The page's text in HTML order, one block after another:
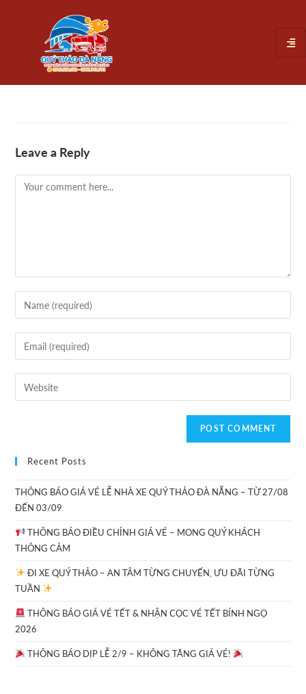
Leave a Reply
Recent Posts
THÔNG BÁO GIÁ VÉ LỄ NHÀ XE QUÝ THẢO ĐÀ NẴNG – TỪ 27/08
ĐẾN 03/09
THÔNG BÁO ĐIỀU CHỈNH GIÁ VÉ – MONG QUÝ KHÁCH
THÔNG CẢM
ĐI XE QUÝ THẢO – AN TÂM TỪNG CHUYẾN, ƯU ĐÃI TỪNG
TUẦN
THÔNG BÁO GIÁ VÉ TẾT & NHẬN CỌC VÉ TẾT BÍNH NGỌ
2026
THÔNG BÁO DỊP LỄ 2/9 – KHÔNG TĂNG GIÁ VÉ!